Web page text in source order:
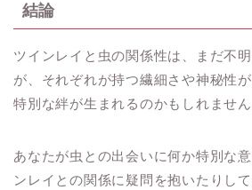
結論
ツインレイと虫の関係性は、まだ不
が、それぞれが持つ繊細さや神秘性
特別な絆が生まれるのかもしれません
あなたが虫との出会いに何か特別な
ンレイとの関係に疑問を抱いたりし